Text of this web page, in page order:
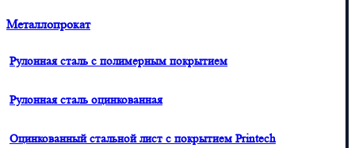
Металлопрокат
Рулонная сталь с полимерным покрытием
Рулонная сталь оцинкованная
Оцинкованный стальной лист с покрытием Printech